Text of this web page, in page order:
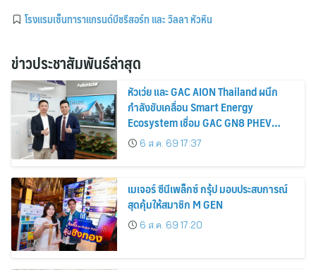
โรงแรมเซ็นทาราแกรนด์บีชรีสอร์ท และ วิลลา หัวหิน
ข่าวประชาสัมพันธ์ล่าสุด
หัวเว่ย และ GAC AION Thailand ผนึก
กำลังขับเคลื่อน Smart Energy
Ecosystem เชื่อม GAC GN8 PHEV
รถยนต์ MPV ระดับพรีเมียม เข้ากับ
พลังงานแสงอาทิตย์ภายในบ้าน
6 ส.ค. 69 17:37
เมเจอร์ ซีนีเพล็กซ์ กรุ้ป มอบประสบการณ์
สุดคุ้มให้สมาชิก M GEN
6 ส.ค. 69 17:20